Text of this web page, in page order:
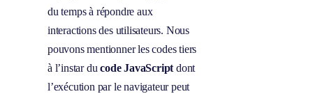
du temps à répondre aux
interactions des utilisateurs. Nous
pouvons mentionner les codes tiers
à l’instar du code JavaScript dont
l’exécution par le navigateur peut